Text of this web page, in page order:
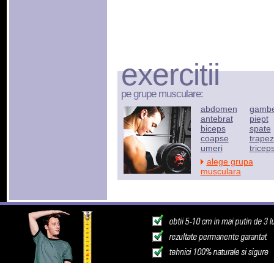
exercitii
pe grupe musculare:
abdomen
antebrat
biceps
coapse
umeri
piept
spate
trapez
alege grupa
musculara